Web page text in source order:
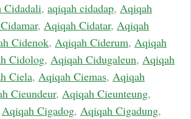
Cidadali, aqiqah cidadap, Aqiqah
, Aqiqah Cidatar, Aqiqah
Cidenok, Aqiqah Ciderum, Aqiqah
Cidolog, Aqiqah Cidugaleun, Aqiqah
Ciela, Aqiqah Ciemas, Aqiqah
Cieundeur, Aqiqah Cieunteung,
Aqiqah Cigadog, Aqiqah Cigadung,